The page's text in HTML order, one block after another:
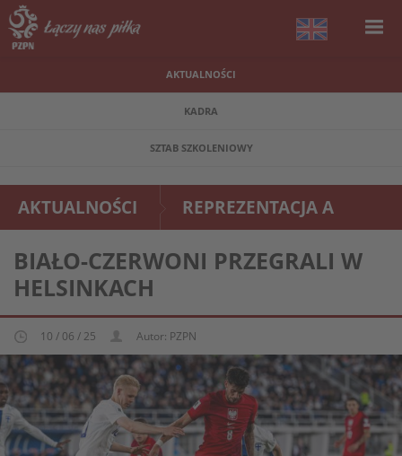
AKTUALNOŚCI
KADRA
SZTAB SZKOLENIOWY
AKTUALNOŚCI REPREZENTACJA A
BIAŁO-CZERWONI PRZEGRALI W
HELSINKACH
10 / 06 / 25 Autor: PZPN